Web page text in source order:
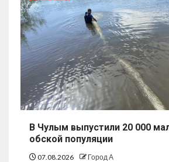
В Чулым выпустили 20 000
обской популяции
07.08.2026 Город А